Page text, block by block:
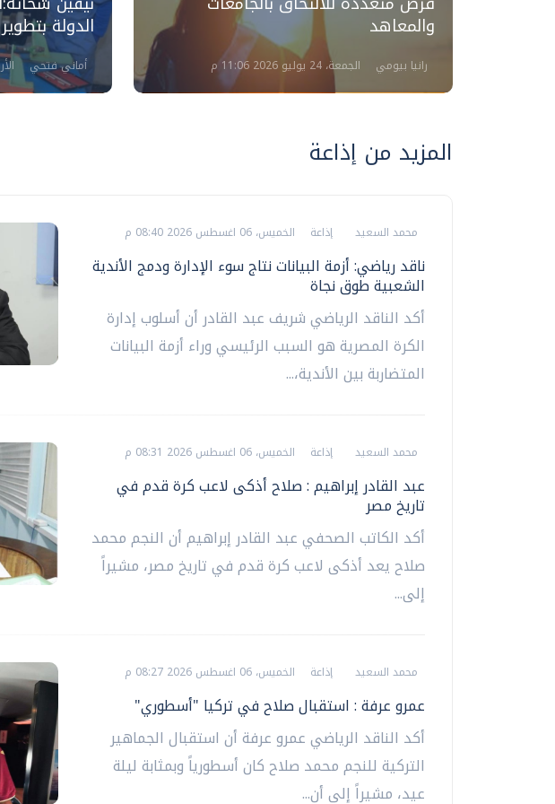
الدولة
أماني فتحي
والمعاهد
رانيا بيومي الجمعة، 24 يوليو 2026 11:06 م
المزيد من إذاعة
محمد السعيد إذاعة الخميس، 06 اغسطس 2026 08:40 م
ناقد رياضي: أزمة البيانات نتاج سوء الإدارة ودمج الأندية
الشعبية طوق نجاة
أكد الناقد الرياضي شريف عبد القادر أن أسلوب إدارة
الكرة المصرية هو السبب الرئيسي وراء أزمة البيانات
المتضاربة بين الأندية،...
محمد السعيد إذاعة الخميس، 06 اغسطس 2026 08:31 م
عبد القادر إبراهيم : صلاح أذكى لاعب كرة قدم في
تاريخ مصر
أكد الكاتب الصحفي عبد القادر إبراهيم أن النجم محمد
صلاح يعد أذكى لاعب كرة قدم في تاريخ مصر، مشيراً
إلى...
محمد السعيد إذاعة الخميس، 06 اغسطس 2026 08:27 م
عمرو عرفة : استقبال صلاح في تركيا "أسطوري"
أكد الناقد الرياضي عمرو عرفة أن استقبال الجماهير
التركية للنجم محمد صلاح كان أسطورياً وبمثابة ليلة
عيد، مشيراً إلى أن...